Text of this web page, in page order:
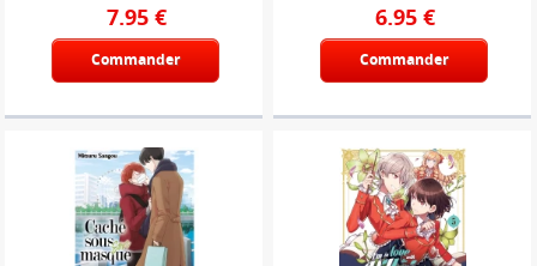
7.95 €
Commander
6.95 €
Commander